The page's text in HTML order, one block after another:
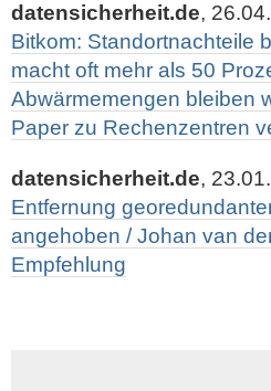
datensicherheit.de,
Bitkom: Standortnachteile
macht oft mehr als 50
Abwärmemengen bleiben
Paper zu Rechenzentren
datensicherheit.de,
Entfernung
angehoben / Johan van
Empfehlung